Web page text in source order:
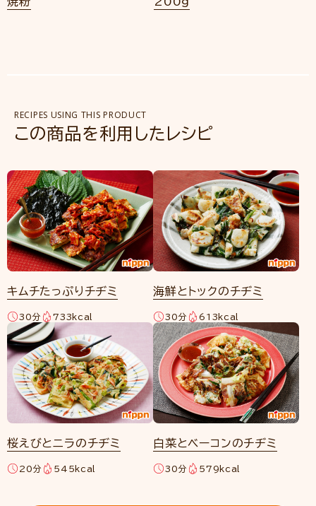
RECIPES USING THIS PRODUCT
この商品を利用したレシピ
キムチたっぷりチヂミ
30分 733kcal
海鮮とトックのチヂミ
30分 613kcal
桜えびとニラのチヂミ
20分 545kcal
白菜とベーコンのチヂミ
30分 579kcal